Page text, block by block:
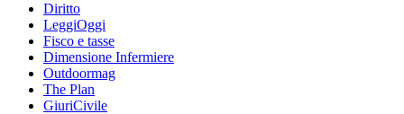
Diritto
LeggiOggi
Fisco e tasse
Dimensione Infermiere
Outdoormag
The Plan
GiuriCivile